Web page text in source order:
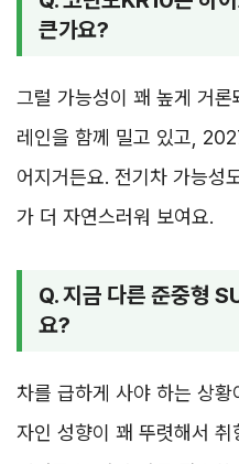
큰가요?
그럴 가능성이 꽤 높게 거
레인을 함께 밀고 있고,
어지거든요. 전기차 가능성
가 더 자연스러워 보여요.
Q. 지금 다른 준중형
요?
차를 급하게 사야 하는 상
자인 성향이 꽤 뚜렷해서